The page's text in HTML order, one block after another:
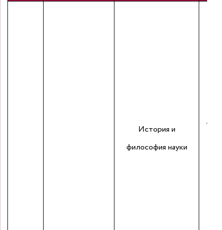
История и
философия науки